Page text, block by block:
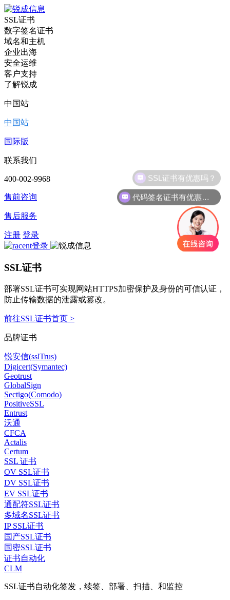
SSL证书
数字签名证书
域名和主机
企业出海
安全运维
客户支持
了解锐成
中国站
中国站
国际版
联系我们
400-002-9968
售前咨询
售后服务
注册 登录
SSL证书
部署SSL证书可实现网站HTTPS加密保护及身份的可信认证，
防止传输数据的泄露或篡改。
前往SSL证书首页 >
品牌证书
锐安信(sslTrus)
Digicert(Symantec)
Geotrust
GlobalSign
Sectigo(Comodo)
PositiveSSL
Entrust
沃通
CFCA
Actalis
Certum
SSL 证书
OV SSL证书
DV SSL证书
EV SSL证书
通配符SSL证书
多域名SSL证书
IP SSL证书
国产SSL证书
国密SSL证书
证书自动化
CLM
SSL证书自动化签发，续签、部署、扫描、和监控